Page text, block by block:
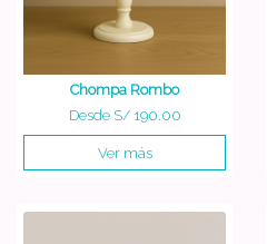
Chompa Rombo
Desde S/ 190.00
Ver más